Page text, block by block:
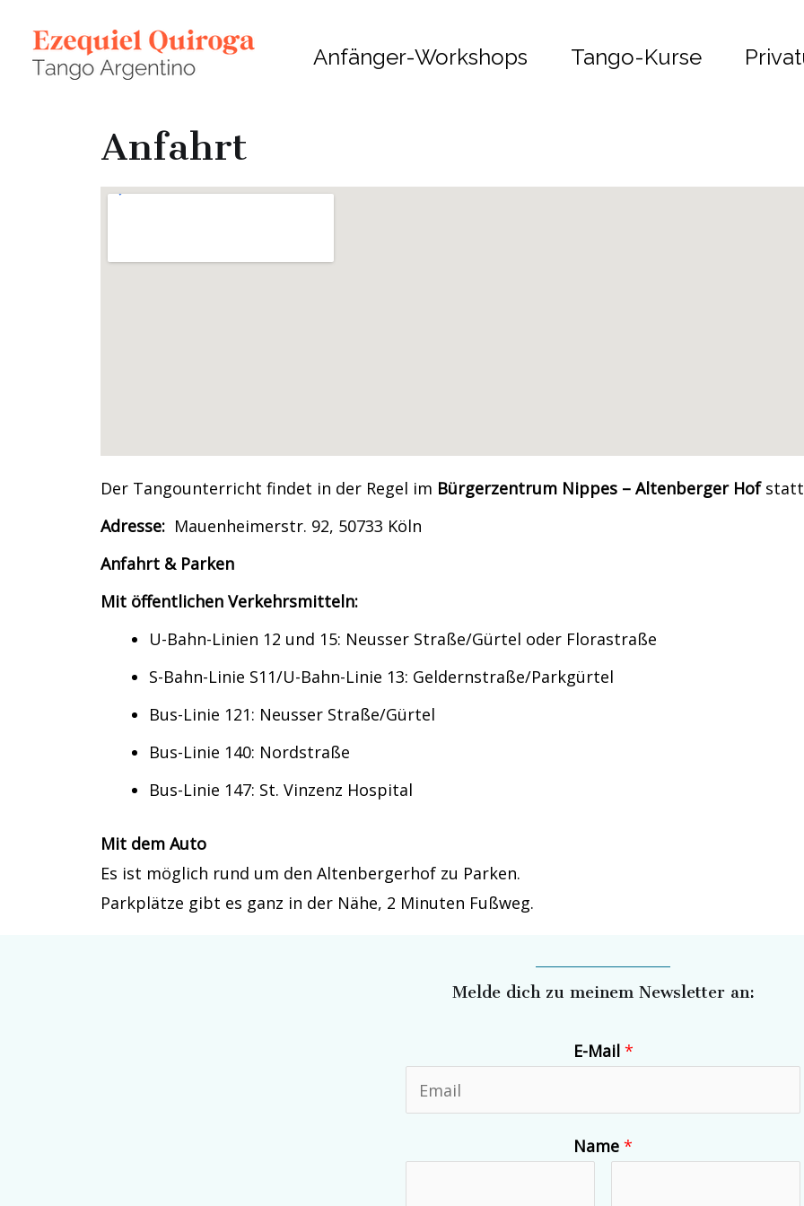
Anfänger-Workshops Tango-Kurse
Anfahrt
Der Tangounterricht findet in der Regel im Bürgerzentrum Nippes – Altenberger Hof
Adresse: Mauenheimerstr. 92, 50733 Köln
Anfahrt & Parken
Mit öffentlichen Verkehrsmitteln:
U-Bahn-Linien 12 und 15: Neusser Straße/Gürtel oder Florastraße
S-Bahn-Linie S11/U-Bahn-Linie 13: Geldernstraße/Parkgürtel
Bus-Linie 121: Neusser Straße/Gürtel
Bus-Linie 140: Nordstraße
Bus-Linie 147: St. Vinzenz Hospital
Mit dem Auto
Es ist möglich rund um den Altenbergerhof zu Parken.
Parkplätze gibt es ganz in der Nähe, 2 Minuten Fußweg.
Melde dich zu meinem Newsletter an:
E-Mail *
Name *